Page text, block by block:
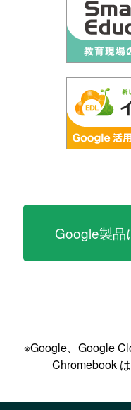
Google製品
※Google、Google
Chromebook